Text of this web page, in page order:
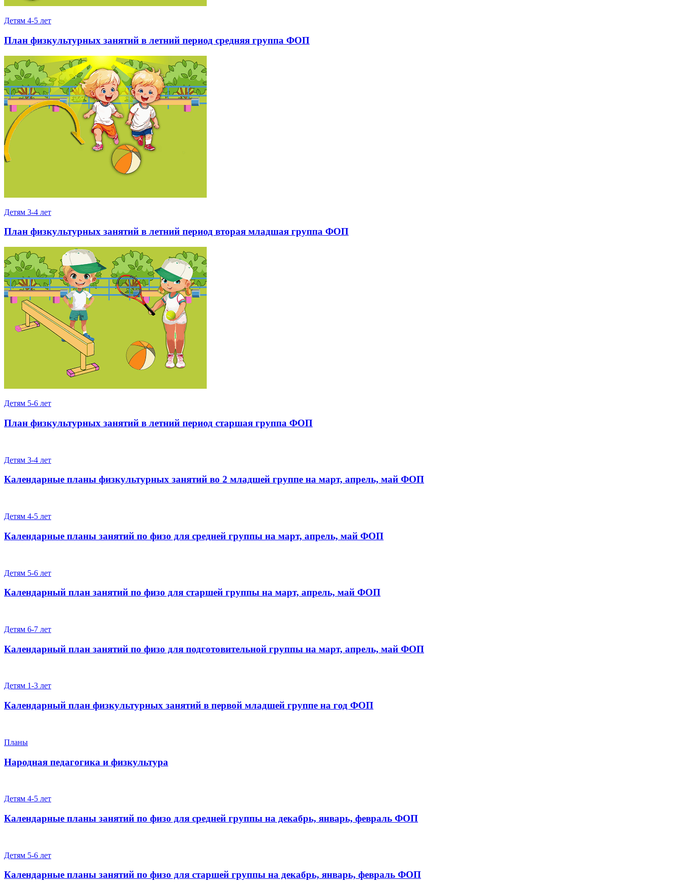
Детям 4-5 лет
План физкультурных занятий в летний период средняя группа ФОП
Детям 3-4 лет
План физкультурных занятий в летний период вторая младшая группа ФОП
Детям 5-6 лет
План физкультурных занятий в летний период старшая группа ФОП
Детям 3-4 лет
Календарные планы физкультурных занятий во 2 младшей группе на март, апрель, май ФОП
Детям 4-5 лет
Календарные планы занятий по физо для средней группы на март, апрель, май ФОП
Детям 5-6 лет
Календарный план занятий по физо для старшей группы на март, апрель, май ФОП
Детям 6-7 лет
Календарный план занятий по физо для подготовительной группы на март, апрель, май ФОП
Детям 1-3 лет
Календарный план физкультурных занятий в первой младшей группе на год ФОП
Планы
Народная педагогика и физкультура
Детям 4-5 лет
Календарные планы занятий по физо для средней группы на декабрь, январь, февраль ФОП
Детям 5-6 лет
Календарные планы занятий по физо для старшей группы на декабрь, январь, февраль ФОП